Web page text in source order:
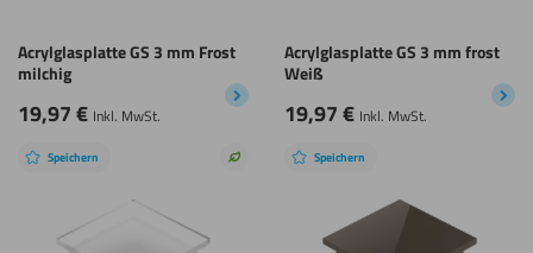
Acrylglasplatte GS 3 mm Frost
milchig
19,97€ Inkl. MwSt.
Acrylglasplatte GS 3 mm frost
Weiß
19,97€ Inkl. MwSt.
Speichern
NachhaltigeSpeichern